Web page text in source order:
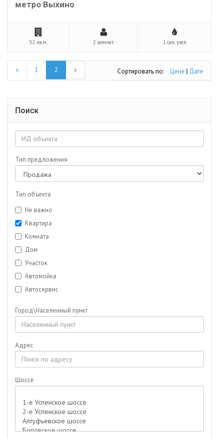
метро Выхино
52 кв.м. 2 комнат 1 сан. узел
« 1 2 » Сортировать по: Цене | Дате
Поиск
Тип предложения
Тип объекта
Не важно
Квартира
Комната
Дом
Участок
Автомойка
Автосервис
Гараж/Машиноместо
Гостиничный комплекс
Дача
Дуплекс
Кафе
Коттедж
Мед. центр
Недвижимость для бизнеса
Город\Населенный пункт
Адрес
Шоссе